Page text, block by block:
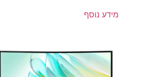
מידע נוסף